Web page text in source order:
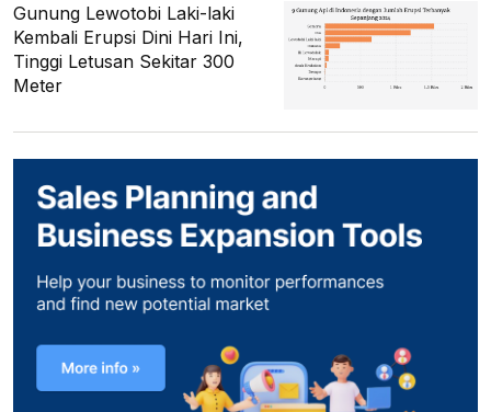
Gunung Lewotobi Laki-laki
Kembali Erupsi Dini Hari Ini,
Tinggi Letusan Sekitar 300
Meter